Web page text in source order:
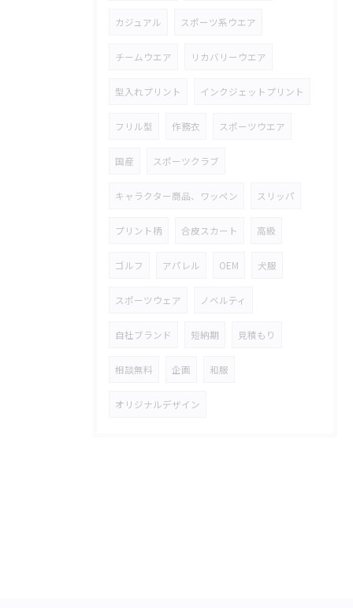
カジュアル スポーツ系ウエア
チームウエア リカバリーウエア
型入れプリント インクジェットプリント
フリル型 作務衣 スポーツウエア
国産 スポーツクラブ
キャラクター商品、ワッペン スリッパ
プリント柄 合皮スカート 高級
ゴルフ アパレル OEM 犬服
スポーツウェア ノベルティ
自社ブランド 短納期 見積もり
相談無料 企画 和服
オリジナルデザイン